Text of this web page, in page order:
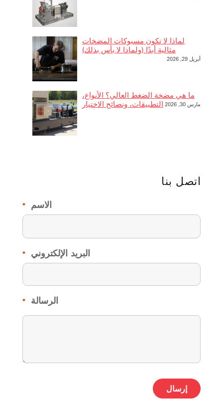
لماذا لا تكون مسبوكات المضخات
مثالية أبدًا (ولماذا لا بأس بذلك)
أبريل 29, 2026
ما هي مضخة الضغط العالي؟ الأنواع،
التطبيقات، ونصائح الاختيار
مارس 30, 2026
اتصل بنا
الاسم *
البريد الإلكتروني *
الرسالة *